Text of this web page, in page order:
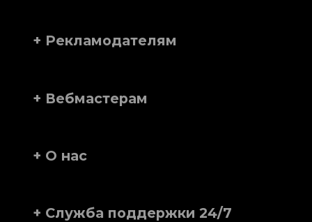
+ Рекламодателям
+ Вебмастерам
+ О нас
+ Служба поддержки 24/7